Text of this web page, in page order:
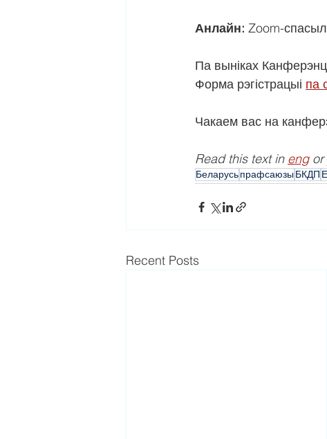
Анлайн: Zoom-
Па выніках
Форма рэгістрацыі па
Чакаем вас на
Read this text in eng or
БеларусьпрафсаюзыБКДП
Recent Posts